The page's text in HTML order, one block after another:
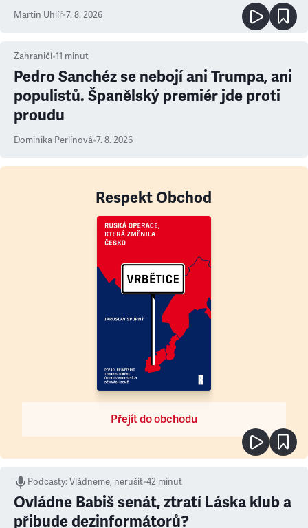
Martin Uhlíř•7. 8. 2026
Zahraničí•11 minut
Pedro Sanchéz se nebojí ani Trumpa, ani
populistů. Španělský premiér jde proti
proudu
Dominika Perlínová•7. 8. 2026
Respekt Obchod
Přejít do obchodu
Podcasty:Vládneme, nerušit•42 minut
Ovládne Babiš senát, ztratí Láska klub a
přibude dezinformátorů?